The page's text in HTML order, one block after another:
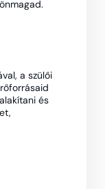
a szülői
és